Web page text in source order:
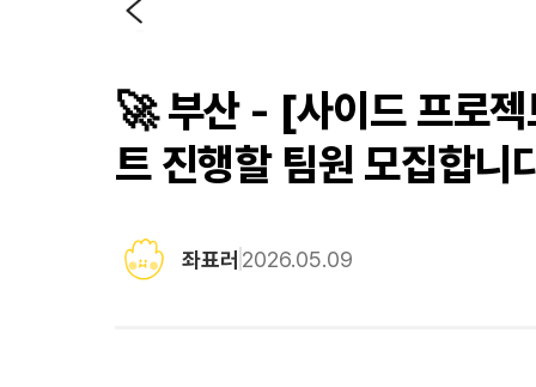
🚀 부산 - [사이드 프로
트 진행할 팀원 모집합니
좌표러 2026.05.09